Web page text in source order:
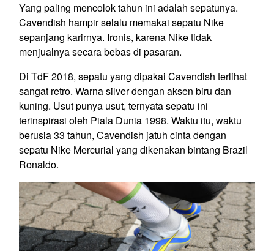
Yang paling mencolok tahun ini adalah sepatunya.
Cavendish hampir selalu memakai sepatu Nike
sepanjang karirnya. Ironis, karena Nike tidak
menjualnya secara bebas di pasaran.
Di TdF 2018, sepatu yang dipakai Cavendish terlihat
sangat retro. Warna silver dengan aksen biru dan
kuning. Usut punya usut, ternyata sepatu ini
terinspirasi oleh Piala Dunia 1998. Waktu itu, waktu
berusia 33 tahun, Cavendish jatuh cinta dengan
sepatu Nike Mercurial yang dikenakan bintang Brazil
Ronaldo.